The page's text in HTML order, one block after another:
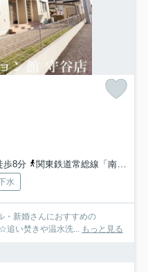
歩8分
関東鉄道常総線「南守谷」駅 徒歩28分
水
・新婚さんにおすすめの
追い焚きや温水洗... もっと見る